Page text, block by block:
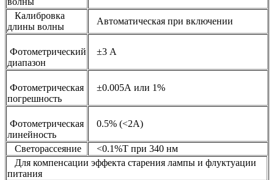
Калибровка
длины волны
Автоматическая при включении
Фотометрический
диапазон
±3 А
Фотометрическая
погрешность
±0.005А или 1%
Фотометрическая
линейность
0.5% (<2A)
Светорассеяние
<0.1%T при 340 нм
Для компенсации эффекта старения лампы и флуктуации
питания